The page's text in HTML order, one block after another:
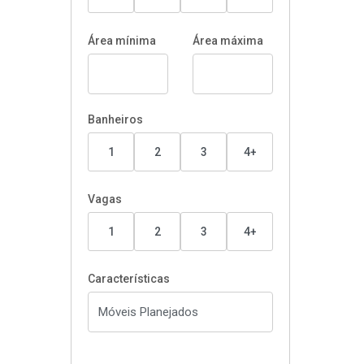
Área mínima Área máxima
Banheiros
1 2 3 4+
Vagas
1 2 3 4+
Características